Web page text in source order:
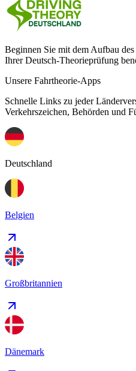
Beginnen Sie mit dem Aufbau
Ihrer Deutsch-Theorieprüfung
Unsere Fahrtheorie-Apps
Schnelle Links zu jeder
Verkehrszeichen, Behörden und
Deutschland
Belgien
Großbritannien
Dänemark